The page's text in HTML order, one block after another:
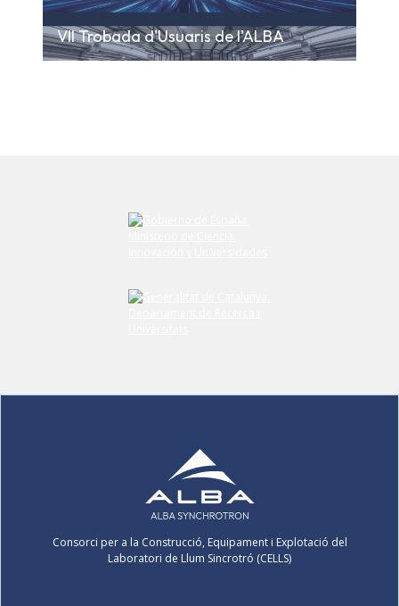
VII Trobada d'Usuaris de l'ALBA
Consorci per a la Construcció, Equipament i Explotació del
Laboratori de Llum Sincrotró (CELLS)